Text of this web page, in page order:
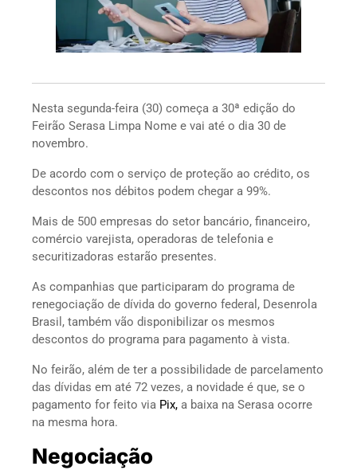
Nesta segunda-feira (30) começa a 30ª edição do
Feirão Serasa Limpa Nome e vai até o dia 30 de
novembro.
De acordo com o serviço de proteção ao crédito, os
descontos nos débitos podem chegar a 99%.
Mais de 500 empresas do setor bancário, financeiro,
comércio varejista, operadoras de telefonia e
securitizadoras estarão presentes.
As companhias que participaram do programa de
renegociação de dívida do governo federal, Desenrola
Brasil, também vão disponibilizar os mesmos
descontos do programa para pagamento à vista.
No feirão, além de ter a possibilidade de parcelamento
das dívidas em até 72 vezes, a novidade é que, se o
pagamento for feito via Pix, a baixa na Serasa ocorre
na mesma hora.
Negociação